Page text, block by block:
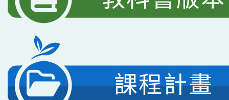
課程計畫